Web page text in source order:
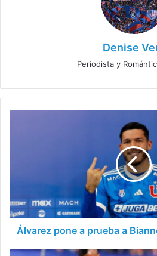
Denise
Periodista y
en
la
Álvarez pone a prueba a
Michael